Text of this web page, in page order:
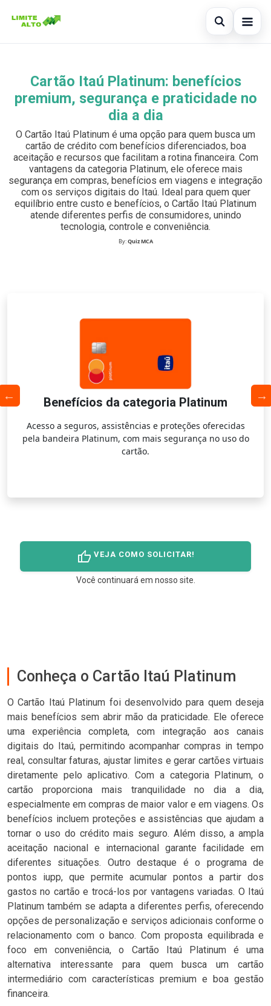
Abrir busca
Cartão de crédito
Empréstimo
Legal
Buscar no site
×
Buscar por:
Pressione Enter para buscar ou ESC para fechar.
Cartão Itaú Platinum: benefícios
premium, segurança e praticidade no
dia a dia
O Cartão Itaú Platinum é uma opção para quem busca um
cartão de crédito com benefícios diferenciados, boa
aceitação e recursos que facilitam a rotina financeira. Com
vantagens da categoria Platinum, ele oferece mais
segurança em compras, benefícios em viagens e integração
com os serviços digitais do Itaú. Ideal para quem quer
equilíbrio entre custo e benefícios, o Cartão Itaú Platinum
atende diferentes perfis de consumidores, unindo
tecnologia, controle e conveniência.
By:Quiz MCA
Benefícios da categoria Platinum
Acesso a seguros, assistências e proteções oferecidas
pela bandeira Platinum, com mais segurança no uso do
cartão.
thumb_up VEJA COMO SOLICITAR!
Você continuará em nosso site.
Conheça o Cartão Itaú Platinum
O Cartão Itaú Platinum foi desenvolvido para quem deseja
mais benefícios sem abrir mão da praticidade. Ele oferece
uma experiência completa, com integração aos canais
digitais do Itaú, permitindo acompanhar compras in tempo
real, consultar faturas, ajustar limites e gerar cartões virtuais
diretamente pelo aplicativo. Com a categoria Platinum, o
cartão proporciona mais tranquilidade no dia a dia,
especialmente em compras de maior valor e em viagens. Os
benefícios incluem proteções e assistências que ajudam a
tornar o uso do crédito mais seguro. Além disso, a ampla
aceitação nacional e internacional garante facilidade em
diferentes situações. Outro destaque é o programa de
pontos iupp, que permite acumular pontos a partir dos
gastos no cartão e trocá-los por vantagens variadas. O Itaú
Platinum também se adapta a diferentes perfis, oferecendo
opções de personalização e serviços adicionais conforme o
relacionamento com o banco. Com proposta equilibrada e
foco em conveniência, o Cartão Itaú Platinum é uma
alternativa interessante para quem busca um cartão
intermediário com características premium e boa gestão
financeira.